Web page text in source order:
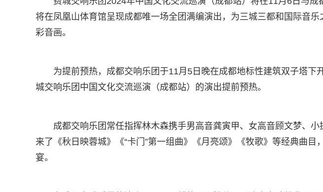
将在凤凰山体育馆呈现成都唯一场全团满编演出，为三城三都和国际音
彩音画。
为提前预热，成都交响乐团于11月5日晚在成都地标性建筑双子塔下
城交响乐团中国文化交流巡演（成都站）的演出提前预热。
成都交响乐团常任指挥林木森携手男高音龚寅甲、女高音顾文梦、
来了《秋日映蓉城》《“卡门”第一组曲》《月亮颂》《牧歌》等经典曲目
宴。